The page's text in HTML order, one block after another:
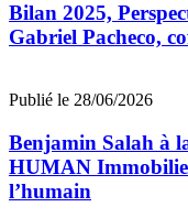
Bilan 2025,
Gabriel Pacheco,
Publié le 28/06/2026
Benjamin Salah à
HUMAN
l’humain